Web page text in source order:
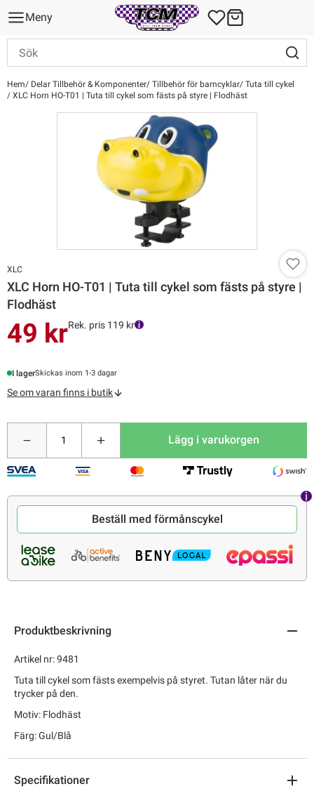
Meny
Hem Delar Tillbehör & Komponenter Tillbehör för barncyklar Tuta till cykel
XLC Horn HO-T01 | Tuta till cykel som fästs på styre | Flodhäst
XLC
XLC Horn HO-T01 | Tuta till cykel som fästs på styre |
Flodhäst
49 krRek. pris 119 kr
I lagerSkickas inom 1-3 dagar
Se om varan finns i butik
Lägg i varukorgen
Beställ med förmånscykel
Produktbeskrivning
Artikel nr: 9481
Tuta till cykel som fästs exempelvis på styret. Tutan låter när du
trycker på den.
Motiv: Flodhäst
Färg: Gul/Blå
Specifikationer